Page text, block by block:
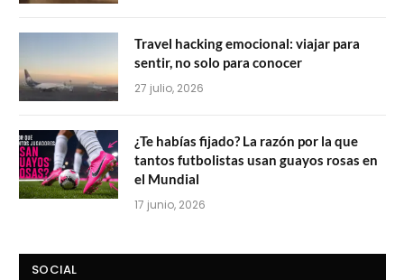
Travel hacking emocional: viajar para
sentir, no solo para conocer
27 julio, 2026
¿Te habías fijado? La razón por la que
tantos futbolistas usan guayos rosas en
el Mundial
17 junio, 2026
SOCIAL